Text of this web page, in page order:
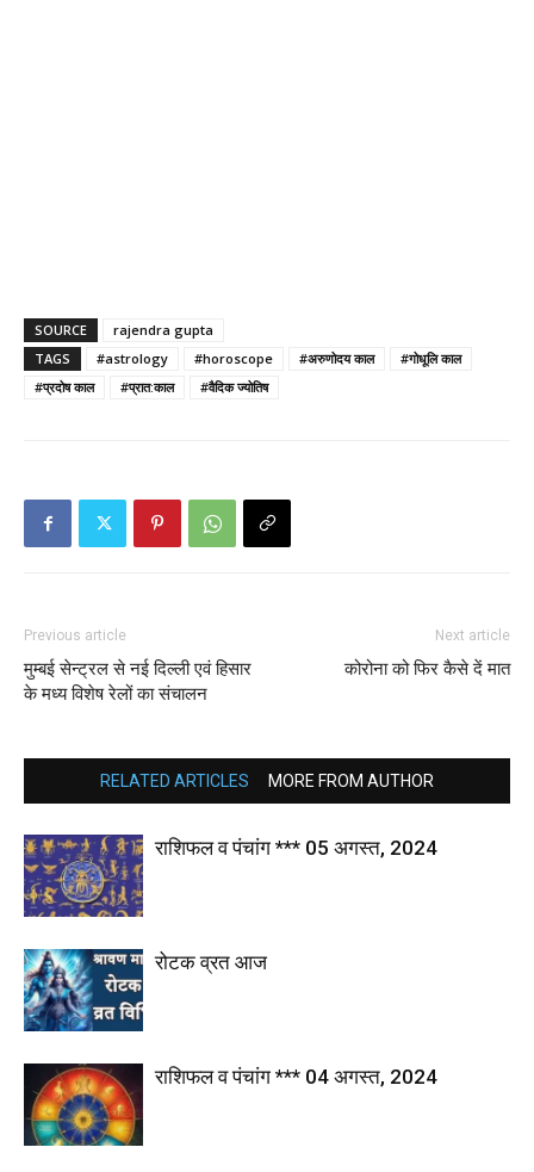
SOURCE
rajendra gupta
TAGS
#astrology #horoscope #अरुणोदय काल
#गोधूलि काल
#प्रदोष काल
#प्रात:काल #वैदिक ज्योतिष
Previous article
मुम्बई सेन्ट्रल से नई दिल्ली एवं हिसार
के मध्य विशेष रेलों का संचालन
Next article
कोरोना को फिर कैसे दें मात
RELATED ARTICLES MORE FROM AUTHOR
राशिफल व पंचांग *** 05 अगस्त, 2024
रोटक व्रत आज
राशिफल व पंचांग *** 04 अगस्त, 2024